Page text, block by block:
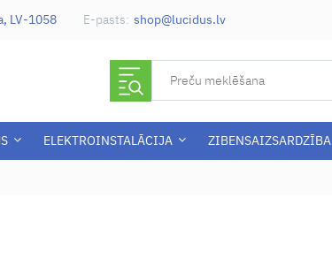
LV-1058 E-pasts: shop@lucidus.lv
ELEKTROINSTALĀCIJA ZIBENSAIZSARDZĪBA